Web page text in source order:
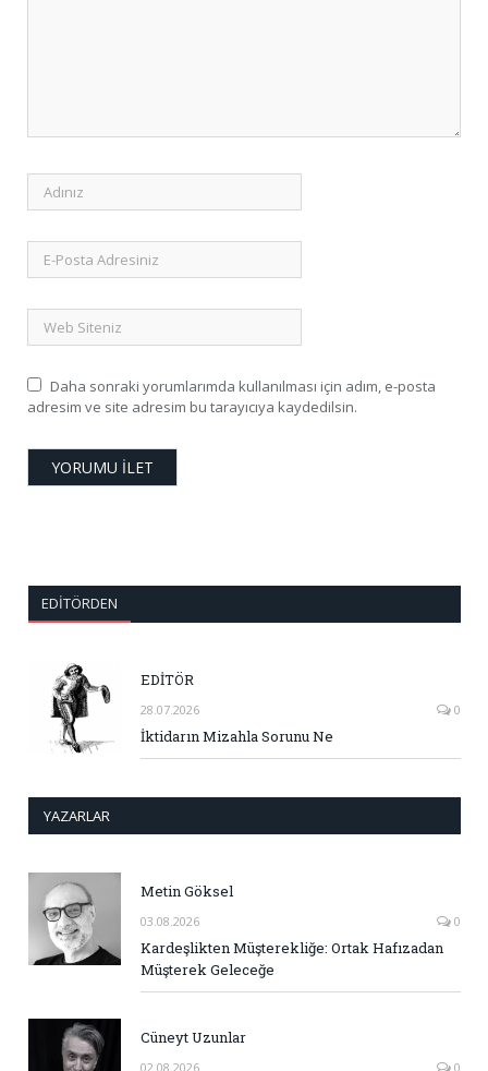
Daha sonraki yorumlarımda kullanılması için adım, e-posta
adresim ve site adresim bu tarayıcıya kaydedilsin.
EDITÖRDEN
EDİTÖR
28.07.2026 0
İktidarın Mizahla Sorunu Ne
YAZARLAR
Metin Göksel
03.08.2026 0
Kardeşlikten Müşterekliğe: Ortak Hafızadan
Müşterek Geleceğe
Cüneyt Uzunlar
02.08.2026 0